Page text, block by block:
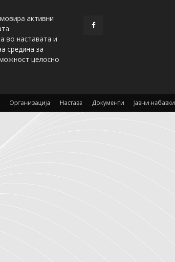
активни
во наставата и
средина за
целосно
Организација Настава Документи Јавни набавки